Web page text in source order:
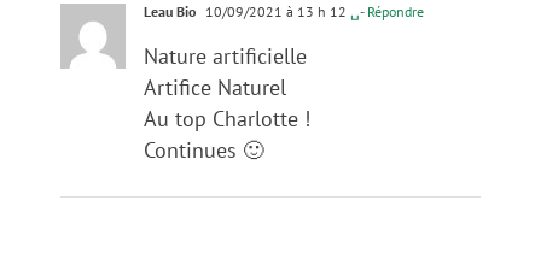
Leau Bio 10/09/2021 à 13 h 12 ␣- Répondre
Nature artificielle
Artifice Naturel
Au top Charlotte !
Continues 🙂